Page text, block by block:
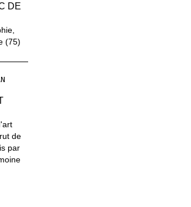
DE
(75)
de
par